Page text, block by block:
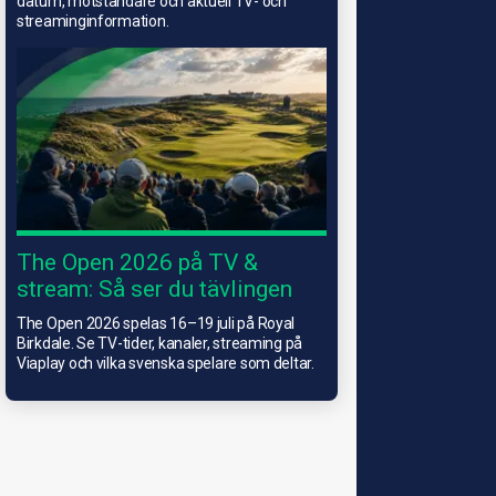
streaminginformation.
The Open 2026 på TV &
stream: Så ser du tävlingen
The Open 2026 spelas 16–19 juli på Royal
Birkdale. Se TV-tider, kanaler, streaming på
Viaplay och vilka svenska spelare som deltar.